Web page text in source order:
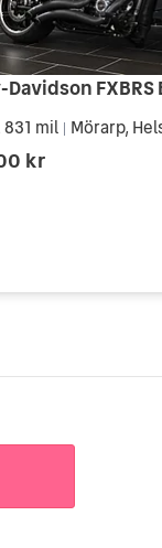
mil Mörarp,
kr